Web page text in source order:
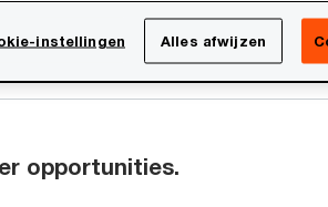
Over PwC
opportunities.
instellingen Alles afwijzen